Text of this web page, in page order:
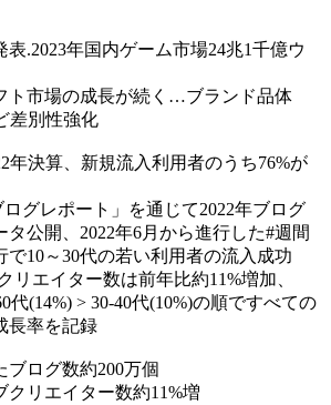
表.2023年国内ゲーム市場24兆1千億ウ
ト市場の成長が続く…ブランド品体
差別性強化
年決算、新規流入利用者のうち76%が
グレポート」を通じて2022年ブログ
公開、2022年6月から進行した#週間
で10～30代の若い利用者の流入成功
リエイター数は前年比約11%増加、
代(14%) > 30-40代(10%)の順ですべての
長率を記録
ブログ数約200万個
クリエイター数約11%増